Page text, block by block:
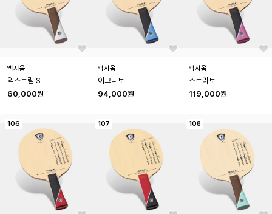
엑시옴
익스트림 S
60,000원
엑시옴
이그니토
94,000원
엑시옴
스트라토
119,000원
106 107 108